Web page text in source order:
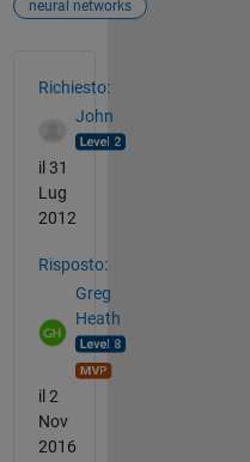
neural networks
Richiesto:
John
il 31
Lug
2012
Risposto:
Greg
Heath
il 2
Nov
2016